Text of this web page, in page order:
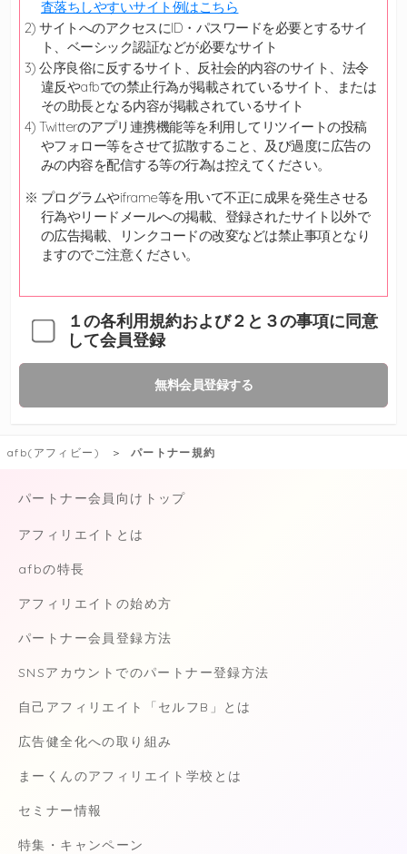
査落ちしやすいサイト例はこちら
サイトへのアクセスにID・パスワードを必要とするサイ
ト、ベーシック認証などが必要なサイト
公序良俗に反するサイト、反社会的内容のサイト、法令
違反やafbでの禁止行為が掲載されているサイト、または
その助長となる内容が掲載されているサイト
Twitterのアプリ連携機能等を利用してリツイートの投稿
やフォロー等をさせて拡散すること、及び過度に広告の
みの内容を配信する等の行為は控えてください。
※ プログラムやiframe等を用いて不正に成果を発生させる
行為やリードメールへの掲載、登録されたサイト以外で
の広告掲載、リンクコードの改変などは禁止事項となり
ますのでご注意ください。
１の各利用規約および２と３の事項に同意
して会員登録
無料会員登録する
afb(アフィビー) パートナー規約
パートナー会員向けトップ
アフィリエイトとは
afbの特長
アフィリエイトの始め方
パートナー会員登録方法
SNSアカウントでのパートナー登録方法
自己アフィリエイト「セルフB」とは
広告健全化への取り組み
まーくんのアフィリエイト学校とは
セミナー情報
特集・キャンペーン